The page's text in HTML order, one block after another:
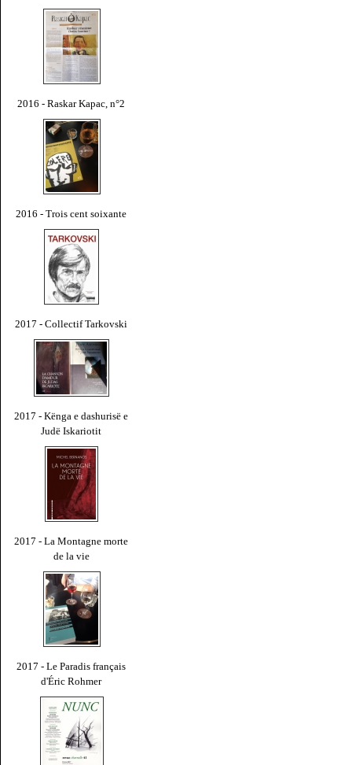
2016 - Raskar Kapac, n°2
2016 - Trois cent soixante
2017 - Collectif Tarkovski
2017 - Kënga e dashurisë e
Judë Iskariotit
2017 - La Montagne morte
de la vie
2017 - Le Paradis français
d'Éric Rohmer